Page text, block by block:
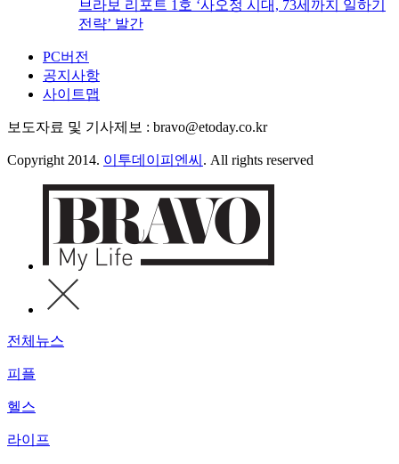
브라보 리포트 1호 ‘사오정 시대, 73세까지 일하기
전략’ 발간
PC버전
공지사항
사이트맵
보도자료 및 기사제보 : bravo@etoday.co.kr
Copyright 2014. 이투데이피엔씨 . All rights reserved
전체뉴스
피플
헬스
라이프